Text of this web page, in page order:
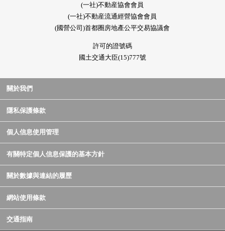
(一社)不動産協會會員
(一社)不動産流通經營協會會員
(國營公司)首都圈房地產公平交易協議會
許可的證號碼
國土交通大臣(15)777號
關於我們
隱私保護條款
個人信息使用管理
有關特定個人信息保護的基本方針
關於數據與連結的履歷
網站使用條款
交通指南